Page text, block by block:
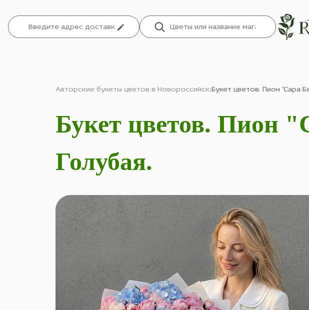
Авторские букеты цветов в Новороссийск Букет цветов. Пион "Сара
Букет цветов. Пион
Голубая.